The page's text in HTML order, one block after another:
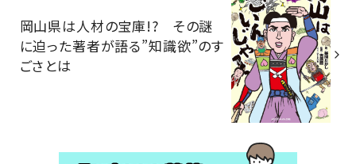
岡山県は人材の宝庫!? その謎
に迫った著者が語る”知識欲”のす
ごさとは